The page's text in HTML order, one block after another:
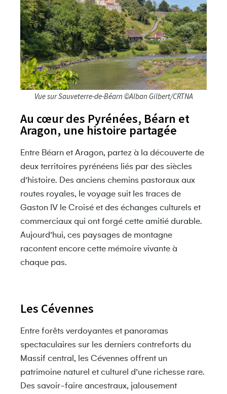
Vue sur Sauveterre-de-Béarn ©Alban Gilbert/CRTNA
Au cœur des Pyrénées, Béarn et
Aragon, une histoire partagée
Entre Béarn et Aragon, partez à la découverte de
deux territoires pyrénéens liés par des siècles
d’histoire. Des anciens chemins pastoraux aux
routes royales, le voyage suit les traces de
Gaston IV le Croisé et des échanges culturels et
commerciaux qui ont forgé cette amitié durable.
Aujourd’hui, ces paysages de montagne
racontent encore cette mémoire vivante à
chaque pas.
Les Cévennes
Entre forêts verdoyantes et panoramas
spectaculaires sur les derniers contreforts du
Massif central, les Cévennes offrent un
patrimoine naturel et culturel d’une richesse rare.
Des savoir-faire ancestraux, jalousement